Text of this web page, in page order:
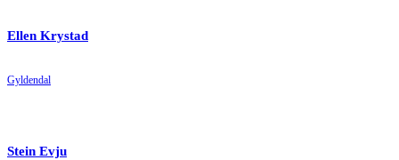
Ellen Krystad
Gyldendal
Stein Evju